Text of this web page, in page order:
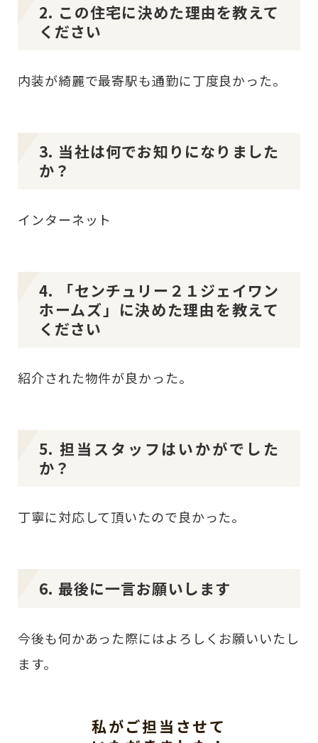
2. この住宅に決めた理由を教えて
ください
内装が綺麗で最寄駅も通勤に丁度良かった。
3. 当社は何でお知りになりました
か？
インターネット
4. 「センチュリー２１ジェイワン
ホームズ」に決めた理由を教えて
ください
紹介された物件が良かった。
5. 担当スタッフはいかがでした
か？
丁寧に対応して頂いたので良かった。
6. 最後に一言お願いします
今後も何かあった際にはよろしくお願いいたし
ます。
私がご担当させて